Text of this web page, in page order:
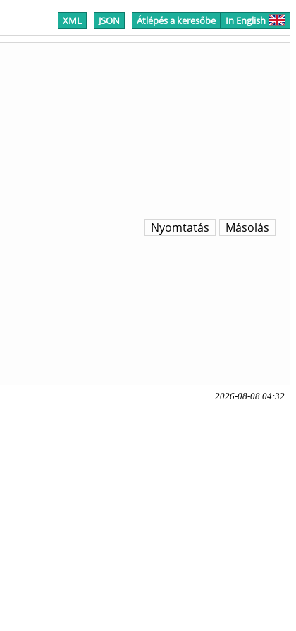
XML JSON Átlépés a keresőbe In English
Másolás
Nyomtatás
2026-08-08 04:32